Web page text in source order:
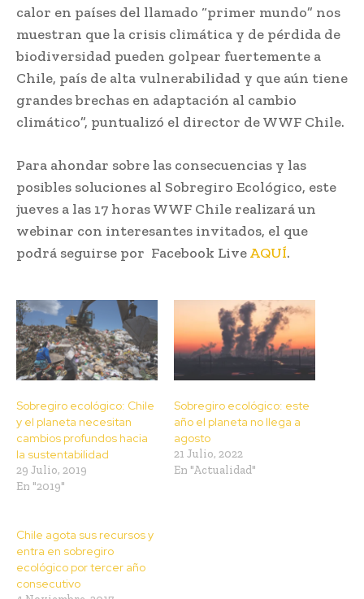
calor en países del llamado “primer mundo” nos
muestran que la crisis climática y de pérdida de
biodiversidad pueden golpear fuertemente a
Chile, país de alta vulnerabilidad y que aún tiene
grandes brechas en adaptación al cambio
climático”, puntualizó el director de WWF Chile.
Para ahondar sobre las consecuencias y las
posibles soluciones al Sobregiro Ecológico, este
jueves a las 17 horas WWF Chile realizará un
webinar con interesantes invitados, el que
podrá seguirse por Facebook LiveAQUÍ.
Sobregiro ecológico: Chile
y el planeta necesitan
cambios profundos hacia
la sustentabilidad
29 Julio, 2019
En "2019"
Sobregiro ecológico: este
año el planeta no llega a
agosto
21 Julio, 2022
En "Actualidad"
Chile agota sus recursos y
entra en sobregiro
ecológico por tercer año
consecutivo